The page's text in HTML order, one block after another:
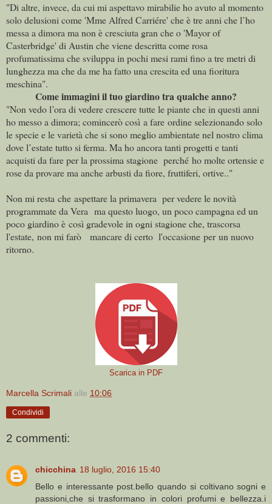
"Di altre, invece, da cui mi aspettavo mirabilie ho avuto al momento
solo delusioni come 'Mme Alfred Carriére' che è tre anni che l’ho
messa a dimora ma non è cresciuta gran che o 'Mayor of
Casterbridge' di Austin che viene descritta come rosa
profumatissima che sviluppa in pochi mesi rami fino a tre metri di
lunghezza ma che da me ha fatto una crescita ed una fioritura
meschina".
Come immagini il tuo giardino tra qualche anno?
"Non vedo l’ora di vedere crescere tutte le piante che in questi anni
ho messo a dimora; comincerò così a fare ordine selezionando solo
le specie e le varietà che si sono meglio ambientate nel nostro clima
dove l’estate tutto si ferma. Ma ho ancora tanti progetti e tanti
acquisti da fare per la prossima stagione perché ho molte ortensie e
rose da provare ma anche arbusti da fiore, fruttiferi, ortive.."
Non mi resta che aspettare la primavera per vedere le novità
programmate da Vera ma questo luogo, un poco campagna ed un
poco giardino è così gradevole in ogni stagione che, trascorsa
l'estate, non mi farò mancare di certo l'occasione per un nuovo
ritorno.
Scarica in PDF
Marcella Scrimali alle 10:06
Condividi
2 commenti:
chicchina 18 luglio, 2016 15:40
Bello e interessante post.bello quando si coltivano sogni e
passioni,che si trasformano in colori profumi e bellezza.i